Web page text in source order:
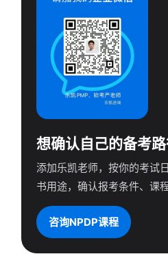
想确认自己的备考路
添加乐凯老师，按你的考试
书用途，确认报考条件、课
咨询NPDP课程